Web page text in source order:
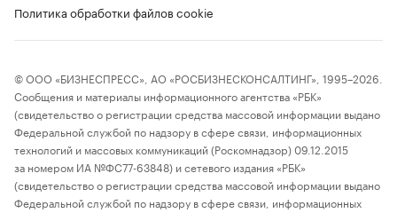
Политика обработки файлов cookie
© ООО «БИЗНЕСПРЕСС», АО «РОСБИЗНЕСКОНСАЛТИНГ», 1995–2026.
Сообщения и материалы информационного агентства «РБК»
(свидетельство о регистрации средства массовой информации выдано
Федеральной службой по надзору в сфере связи, информационных
технологий и массовых коммуникаций (Роскомнадзор) 09.12.2015
за номером ИА №ФС77-63848) и сетевого издания «РБК»
(свидетельство о регистрации средства массовой информации выдано
Федеральной службой по надзору в сфере связи, информационных